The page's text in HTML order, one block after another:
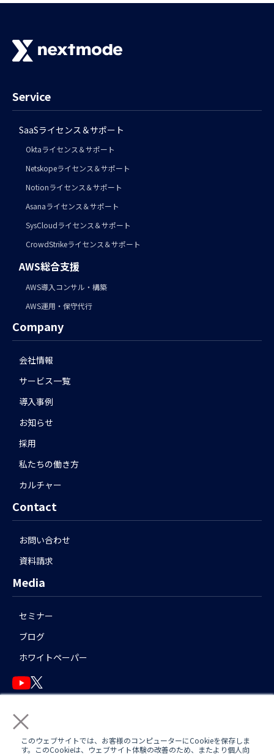
×
このウェブサイトでは、お客様のコンピューターにCookieを保存しま
す。このCookieは、ウェブサイト体験の改善のため、またより個人向
Service
SaaSライセンス＆サポート
Oktaライセンス＆サポート
Netskopeライセンス＆サポート
Notionライセンス＆サポート
Asanaライセンス＆サポート
SysCloudライセンス＆サポート
CrowdStrikeライセンス＆サポート
AWS総合支援
AWS導入コンサル・構築
AWS運用・保守代行
Company
会社情報
サービス一覧
導入事例
お知らせ
採用
私たちの働き方
カルチャー
Contact
お問い合わせ
資料請求
Media
セミナー
ブログ
ホワイトペーパー
English